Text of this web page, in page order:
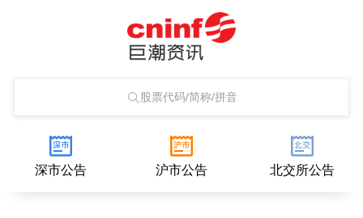
股票代码/简称/拼音
深市公告 沪市公告 北交所公告